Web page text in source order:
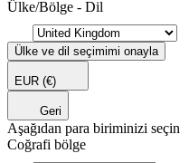
Ülke/Bölge - Dil
Ülke ve dil seçimimi onayla
EUR (€)
Geri
Aşağıdan para biriminizi seçin
Coğrafi bölge